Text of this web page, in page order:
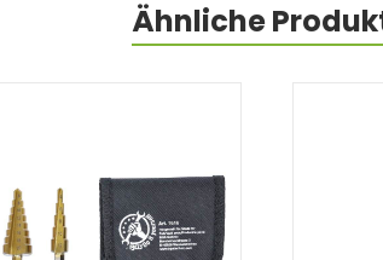
Ähnliche